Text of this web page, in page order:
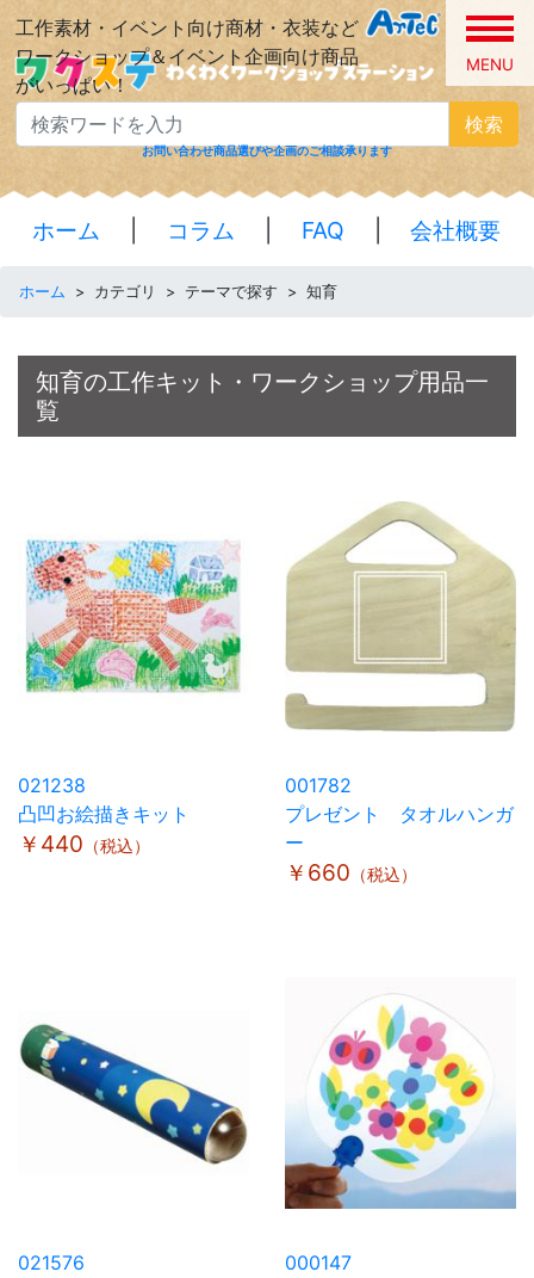
工作素材・イベント向け商材・衣装など
ワークショップ＆イベント企画向け商品
がいっぱい！
MENU
検索
お問い合わせ商品選びや企画のご相談承ります
ホーム コラム FAQ 会社概要
ホーム > カテゴリ > テーマで探す > 知育
知育の工作キット・ワークショップ用品一
覧
021238
凸凹お絵描きキット
￥440 （税込）
001782
プレゼント タオルハンガ
ー
￥660 （税込）
021576
000147